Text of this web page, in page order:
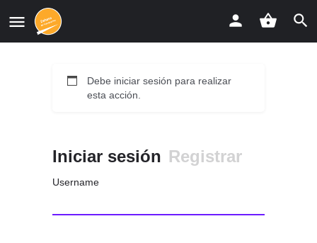
Debe iniciar sesión para realizar
esta acción.
Iniciar sesión Registrar
Username